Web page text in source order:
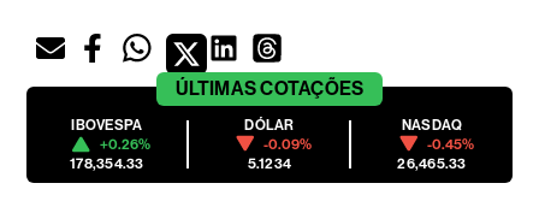
ÚLTIMASCOTAÇÕES
IBOVESPA
+0.26%
178,354.33
DÓLAR
-0.09%
5.1234
NASDAQ
-0.45%
26,465.33